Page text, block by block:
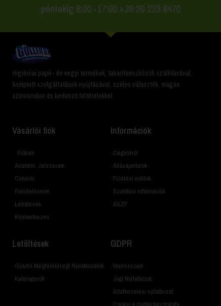
péntekig 8:00 -17:00 +36 20 223 8470
Higiéniai papír- és vegyi termékek, takarítóeszközök szállításával,
komplett szolgáltatások nyújtásával, széles választék, magas
színvonalon és kedvező feltételekkel.
Vásárlói fiók
Fiókom
Adataim, Jelszavam
Címeim
Rendeléseim
Letöltések
Kijelentkezés
Információk
Cégünkről
Állásajánlatok
Fizetési módok
Szállítási Információk
ÁSZF
Letöltések
Gyártói Megfelelőségi Nyilatkozatok
Katalógusok
GDPR
Impresszum
Jogi Nyilatkozat
Adatkezelési nyilatkozat
Cookie-k (sütik) használata